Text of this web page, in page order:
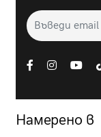
Намерено в